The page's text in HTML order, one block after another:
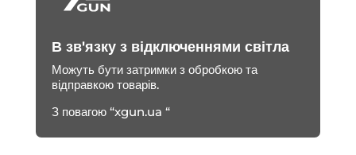
В зв'язку з відключеннями світла
Можуть бути затримки з обробкою та
відправкою товарів.
З повагою “xgun.ua “